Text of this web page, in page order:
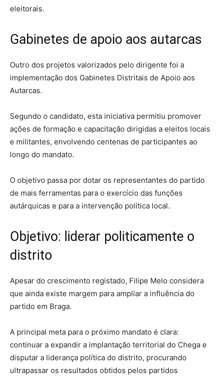
eleitorais.
Gabinetes de apoio aos autarcas
Outro dos projetos valorizados pelo dirigente foi a
implementação dos Gabinetes Distritais de Apoio aos
Autarcas.
Segundo o candidato, esta iniciativa permitiu promover
ações de formação e capacitação dirigidas a eleitos locais
e militantes, envolvendo centenas de participantes ao
longo do mandato.
O objetivo passa por dotar os representantes do partido
de mais ferramentas para o exercício das funções
autárquicas e para a intervenção política local.
Objetivo: liderar politicamente o
distrito
Apesar do crescimento registado, Filipe Melo considera
que ainda existe margem para ampliar a influência do
partido em Braga.
A principal meta para o próximo mandato é clara:
continuar a expandir a implantação territorial do Chega e
disputar a liderança política do distrito, procurando
ultrapassar os resultados obtidos pelos partidos